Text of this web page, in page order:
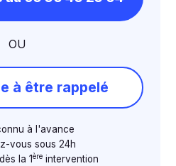
OU
à être rappelé
à l'avance
vous sous 24h
la 1ère intervention